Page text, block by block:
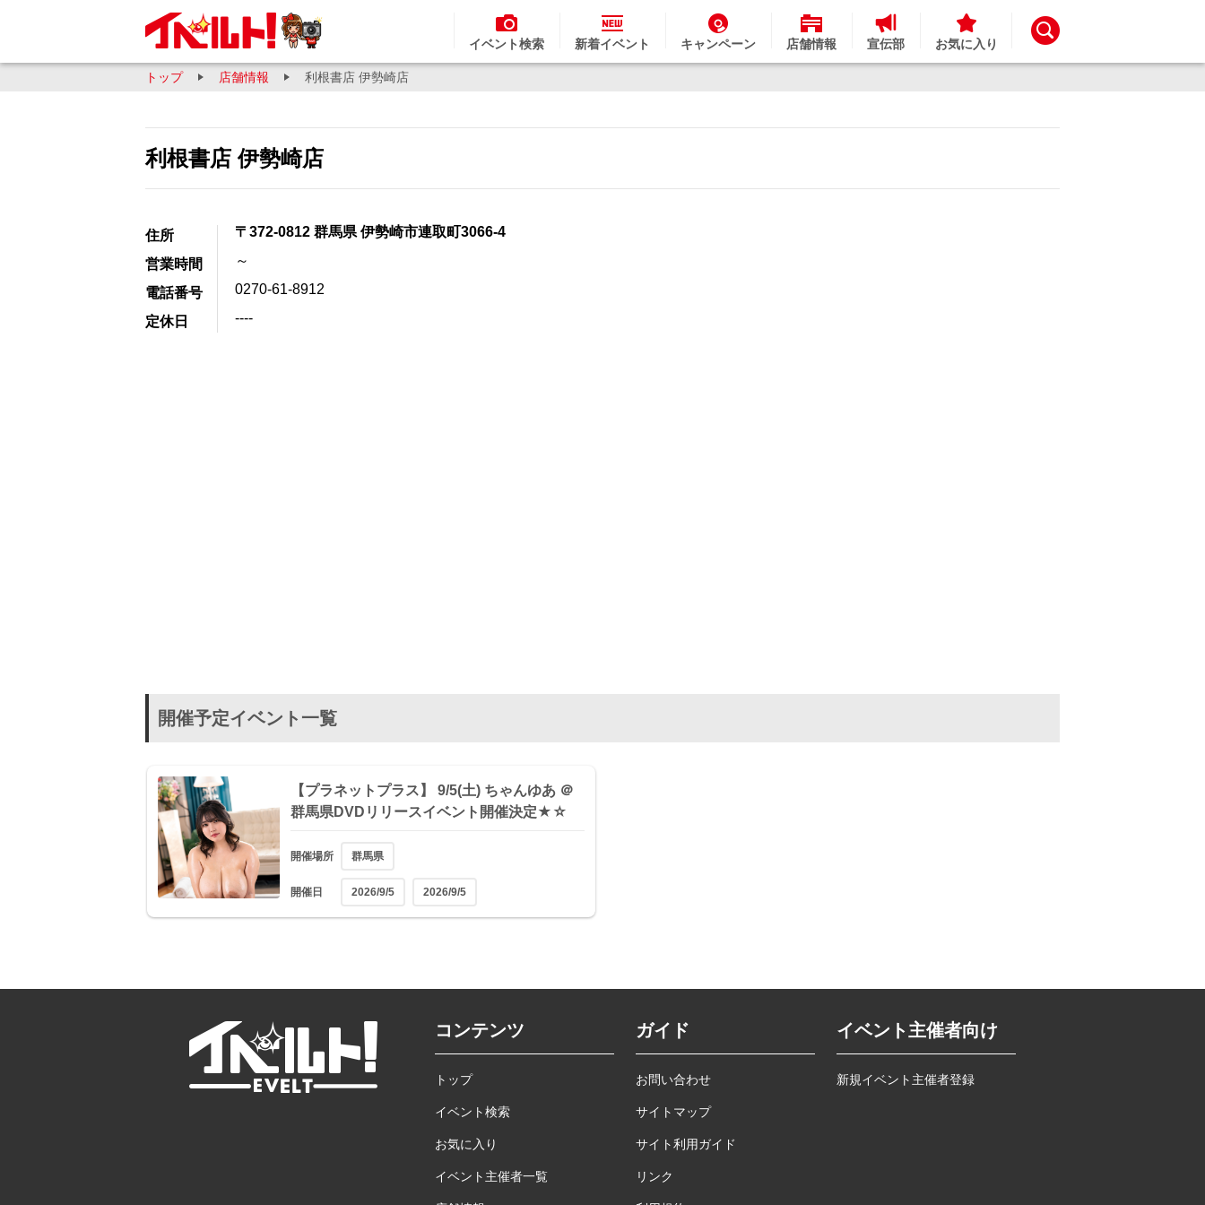
イベント検索 新着イベント キャンペーン 店舗情報 宣伝部 お気に入り
トップ 店舗情報 利根書店 伊勢崎店
利根書店 伊勢崎店
住所 〒372-0812 群馬県 伊勢崎市連取町3066-4
営業時間 ～
電話番号 0270-61-8912
定休日 ----
開催予定イベント一覧
【プラネットプラス】 9/5(土) ちゃんゆあ ＠
群馬県DVDリリースイベント開催決定★☆
開催場所 群馬県
開催日 2026/9/5 2026/9/5
コンテンツ
トップ
イベント検索
お気に入り
イベント主催者一覧
ガイド
お問い合わせ
サイトマップ
サイト利用ガイド
リンク
イベント主催者向け
新規イベント主催者登録